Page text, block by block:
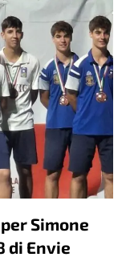
Simone
di Envie